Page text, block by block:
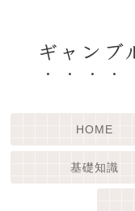
ギャンブ
HOME
基礎知識